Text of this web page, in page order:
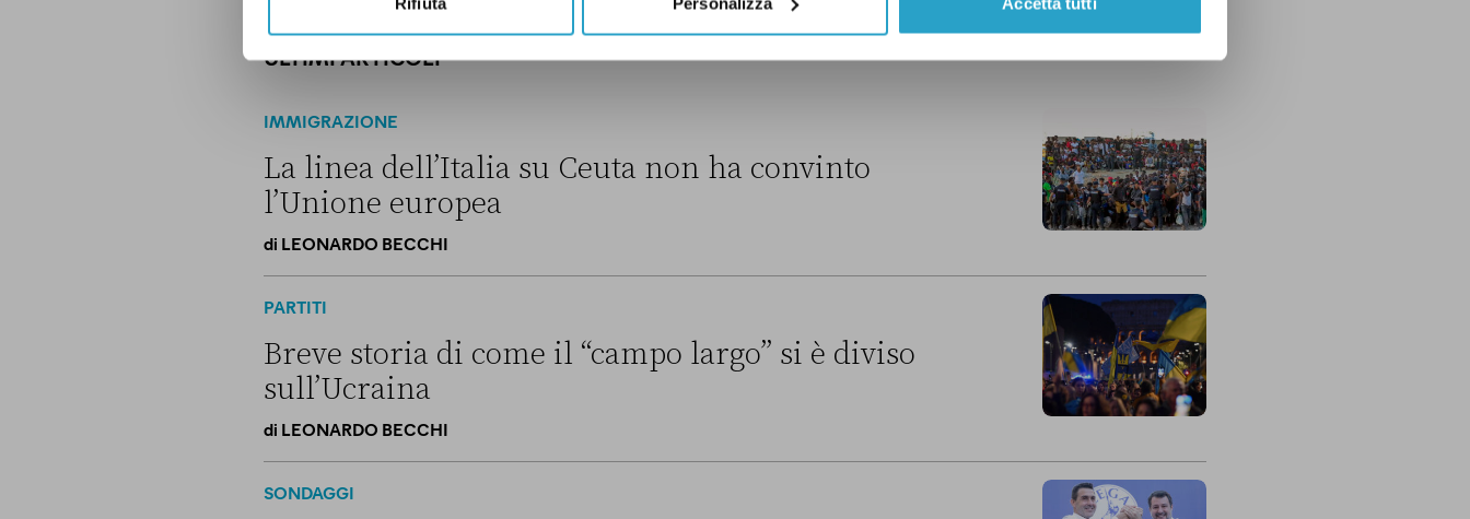
ULTIMI ARTICOLI
IMMIGRAZIONE
La linea dell’Italia su Ceuta non ha convinto
l’Unione europea
di LEONARDO BECCHI
PARTITI
Breve storia di come il “campo largo” si è diviso
sull’Ucraina
di LEONARDO BECCHI
SONDAGGI